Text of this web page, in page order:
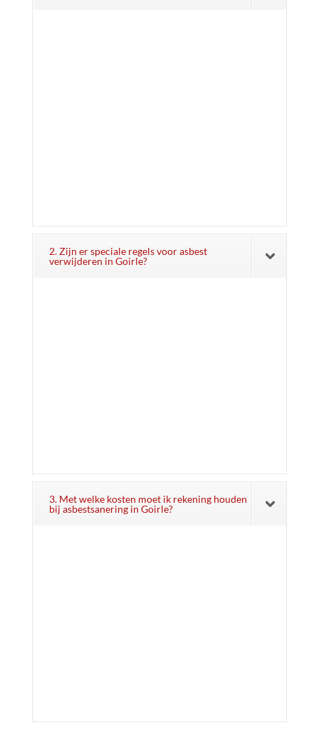
2. Zijn er speciale regels voor asbest
verwijderen in Goirle?
3. Met welke kosten moet ik rekening houden
bij asbestsanering in Goirle?